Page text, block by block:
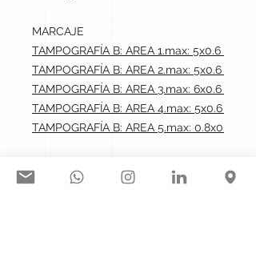
MARCAJE
TAMPOGRAFÍA B: AREA 1.max: 5x0.6 cm
TAMPOGRAFÍA B: AREA 2.max: 5x0.6 cm
TAMPOGRAFÍA B: AREA 3.max: 6x0.6 cm
TAMPOGRAFÍA B: AREA 4.max: 5x0.6 cm
TAMPOGRAFÍA B: AREA 5.max: 0.8x0.8 cm